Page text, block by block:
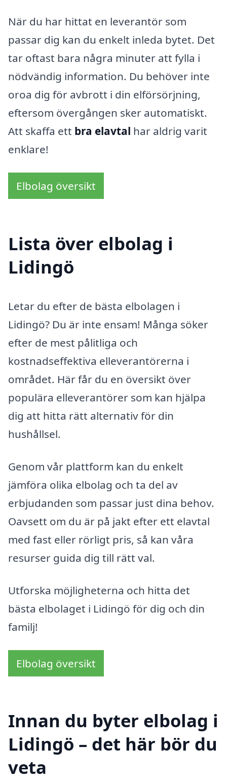
När du har hittat en leverantör som
passar dig kan du enkelt inleda bytet. Det
tar oftast bara några minuter att fylla i
nödvändig information. Du behöver inte
oroa dig för avbrott i din elförsörjning,
eftersom övergången sker automatiskt.
Att skaffa ett bra elavtal har aldrig varit
enklare!
Elbolag översikt
Lista över elbolag i
Lidingö
Letar du efter de bästa elbolagen i
Lidingö? Du är inte ensam! Många söker
efter de mest pålitliga och
kostnadseffektiva elleverantörerna i
området. Här får du en översikt över
populära elleverantörer som kan hjälpa
dig att hitta rätt alternativ för din
hushållsel.
Genom vår plattform kan du enkelt
jämföra olika elbolag och ta del av
erbjudanden som passar just dina behov.
Oavsett om du är på jakt efter ett elavtal
med fast eller rörligt pris, så kan våra
resurser guida dig till rätt val.
Utforska möjligheterna och hitta det
bästa elbolaget i Lidingö för dig och din
familj!
Elbolag översikt
Innan du byter elbolag i
Lidingö – det här bör du
veta